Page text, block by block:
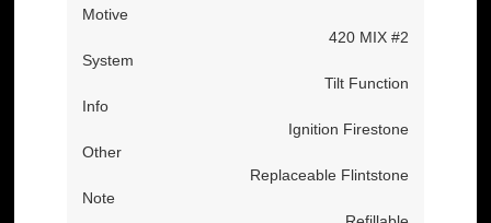
Motive
420 MIX #2
System
Tilt Function
Info
Ignition Firestone
Other
Replaceable Flintstone
Note